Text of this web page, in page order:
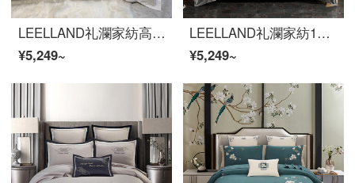
LEELLAND礼瀾家紡高級100本の軽豪華花全綿四点セット5つ星ホテル風豪綿寝具高品質ベッドセットモリス白1.8-2.0メートルベッド/220*240 cm
¥5,249~
LEELLAND礼瀾家紡100本の50双の綿の新しい中国式の刺繍の全綿のベッドの上で4件のセットの純綿の貢の緞子のハイエンドの刺繍のベッドの品物のセットの俊秀-ほこりの1.8-2000メートルのベッド/220*240 cm
¥5,249~